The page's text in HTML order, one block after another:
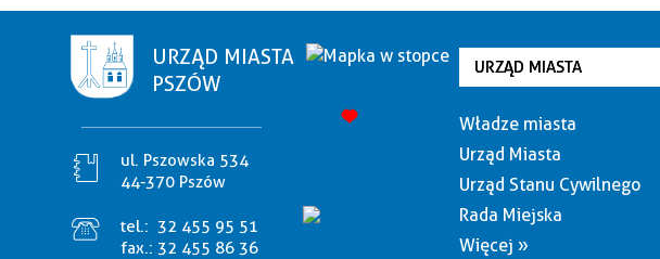
URZĄD MIASTA
PSZÓW
ul. Pszowska 534
44-370 Pszów
tel.: 32 455 95 51
fax.: 32 455 86 36
URZĄD MIASTA
Władze miasta
Urząd Miasta
Urząd Stanu Cywilnego
Rada Miejska
Więcej »